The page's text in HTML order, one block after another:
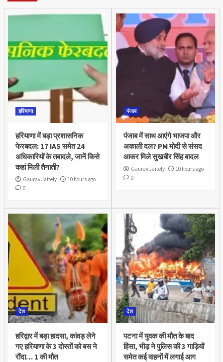
हरियाणा
हरियाणा में बड़ा प्रशासनिक
फेरबदल: 17 IAS समेत 24
अधिकारियों के तबादले, जानें किसे
कहां मिली तैनाती?
Gaurav Jaitely
10 hours ago
0
पंजाब
पंजाब में साथ आएंगे भाजपा और
अकाली दल? PM मोदी से संसद
आकर मिले सुखबीर सिंह बादल
Gaurav Jaitely
10 hours ago
0
देश
हरिद्वार में बड़ा हादसा, कांवड़ लेने
गए हरियाणा के 3 दोस्तों को बस ने
रौंदा… 1 की मौत
देश
पटना में युवक की मौत के बाद
हिंसा, भीड़ ने पुलिस की 3 गाड़ियों
समेत कई वाहनों में लगाई आग